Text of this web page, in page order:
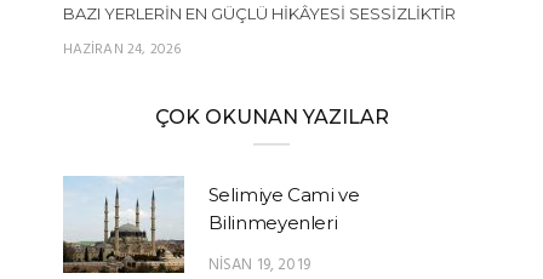
BAZI YERLERIN EN GÜÇLÜ HIKÂYESI SESSIZLIKTIR
HAZIRAN 24, 2026
ÇOK OKUNAN YAZILAR
Selimiye Cami ve
Bilinmeyenleri
NISAN 19, 2019